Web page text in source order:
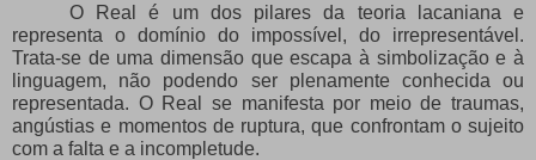
O Real é um dos pilares da teoria lacaniana e
representa o domínio do impossível, do irrepresentável.
Trata-se de uma dimensão que escapa à simbolização e à
linguagem, não podendo ser plenamente conhecida ou
representada. O Real se manifesta por meio de traumas,
angústias e momentos de ruptura, que confrontam o sujeito
com a falta e a incompletude.